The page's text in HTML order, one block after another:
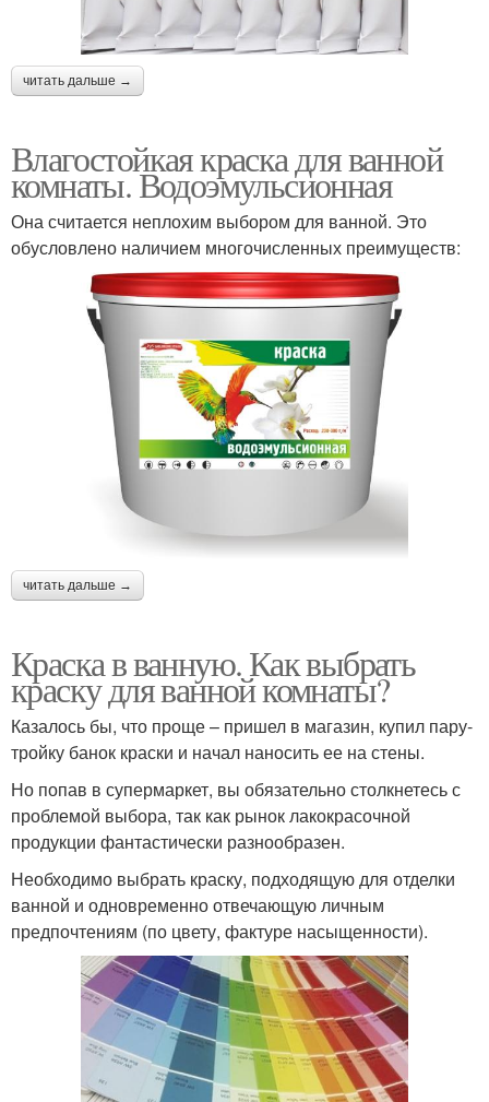
читать дальше →
Влагостойкая краска для ванной
комнаты. Водоэмульсионная
Она считается неплохим выбором для ванной. Это
обусловлено наличием многочисленных преимуществ:
читать дальше →
Краска в ванную. Как выбрать
краску для ванной комнаты?
Казалось бы, что проще – пришел в магазин, купил пару-
тройку банок краски и начал наносить ее на стены.
Но попав в супермаркет, вы обязательно столкнетесь с
проблемой выбора, так как рынок лакокрасочной
продукции фантастически разнообразен.
Необходимо выбрать краску, подходящую для отделки
ванной и одновременно отвечающую личным
предпочтениям (по цвету, фактуре насыщенности).